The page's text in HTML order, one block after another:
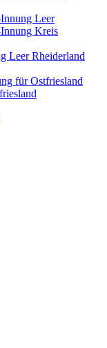
Leer
Kreis
Leer Rheiderland
für Ostfriesland